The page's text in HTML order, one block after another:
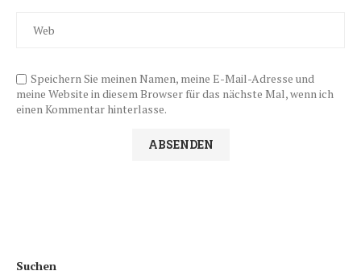
Speichern Sie meinen Namen, meine E-Mail-Adresse und
meine Website in diesem Browser für das nächste Mal, wenn ich
einen Kommentar hinterlasse.
Suchen